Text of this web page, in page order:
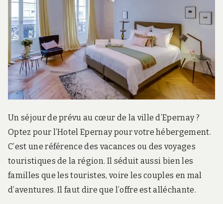
s
a
w
a
r
d
s
f
r
Un séjour de prévu au cœur de la ville d’Epernay ?
Optez pour l’Hotel Epernay pour votre hébergement.
C’est une référence des vacances ou des voyages
touristiques de la région. Il séduit aussi bien les
familles que les touristes, voire les couples en mal
d’aventures. Il faut dire que l’offre est alléchante.